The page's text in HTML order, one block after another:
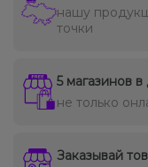
нашу
точки
5 магазинов
не только
Заказывай